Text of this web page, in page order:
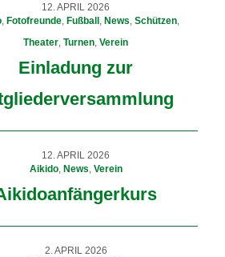
12. APRIL 2026
, Fotofreunde, Fußball, News Schützen,
Theater ,Turnen ,Verein
Einladung zur
12. APRIL 2026
Aikido, News Verein
2. APRIL 2026